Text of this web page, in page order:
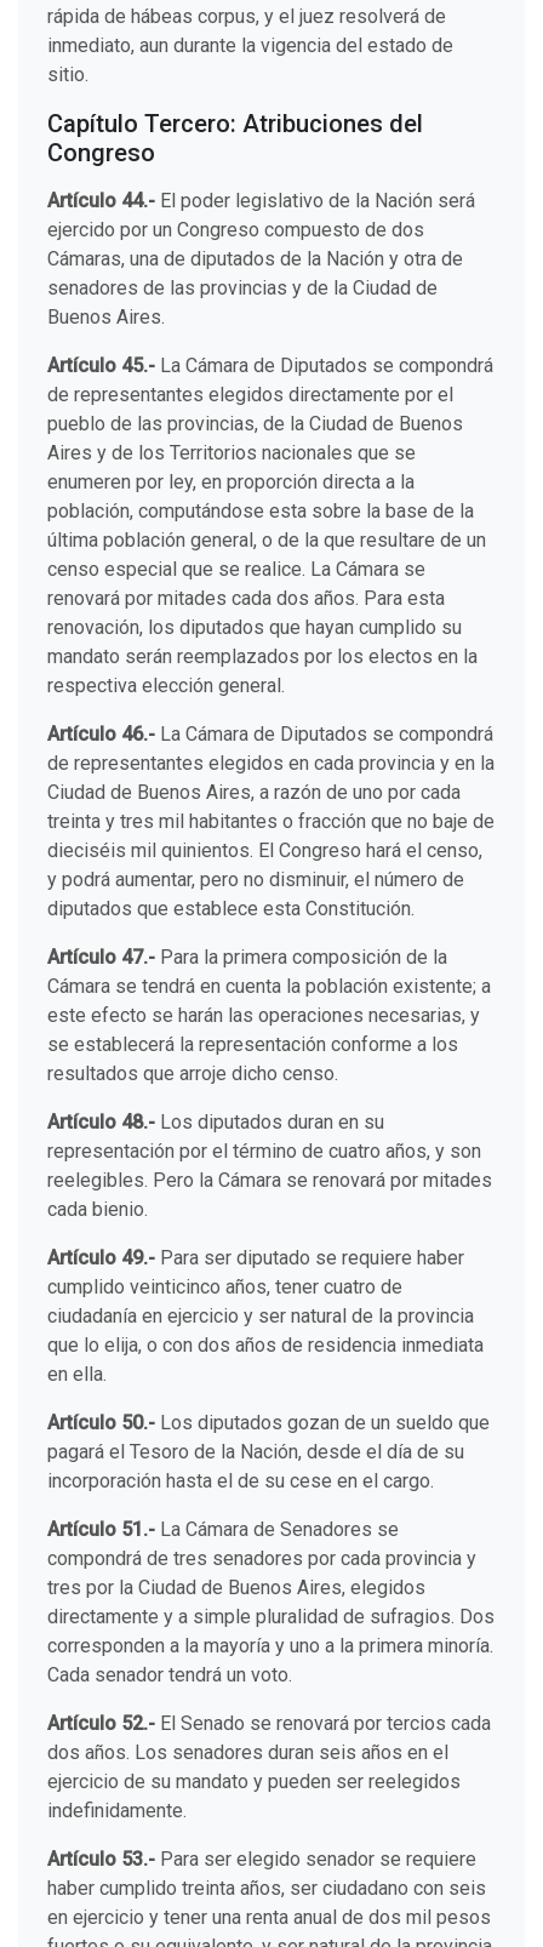
rápida de hábeas corpus, y el juez resolverá de
inmediato, aun durante la vigencia del estado de
sitio.
Capítulo Tercero: Atribuciones del
Congreso
Artículo 44.- El poder legislativo de la Nación será
ejercido por un Congreso compuesto de dos
Cámaras, una de diputados de la Nación y otra de
senadores de las provincias y de la Ciudad de
Buenos Aires.
Artículo 45.- La Cámara de Diputados se compondrá
de representantes elegidos directamente por el
pueblo de las provincias, de la Ciudad de Buenos
Aires y de los Territorios nacionales que se
enumeren por ley, en proporción directa a la
población, computándose esta sobre la base de la
última población general, o de la que resultare de un
censo especial que se realice. La Cámara se
renovará por mitades cada dos años. Para esta
renovación, los diputados que hayan cumplido su
mandato serán reemplazados por los electos en la
respectiva elección general.
Artículo 46.- La Cámara de Diputados se compondrá
de representantes elegidos en cada provincia y en la
Ciudad de Buenos Aires, a razón de uno por cada
treinta y tres mil habitantes o fracción que no baje de
dieciséis mil quinientos. El Congreso hará el censo,
y podrá aumentar, pero no disminuir, el número de
diputados que establece esta Constitución.
Artículo 47.- Para la primera composición de la
Cámara se tendrá en cuenta la población existente; a
este efecto se harán las operaciones necesarias, y
se establecerá la representación conforme a los
resultados que arroje dicho censo.
Artículo 48.- Los diputados duran en su
representación por el término de cuatro años, y son
reelegibles. Pero la Cámara se renovará por mitades
cada bienio.
Artículo 49.- Para ser diputado se requiere haber
cumplido veinticinco años, tener cuatro de
ciudadanía en ejercicio y ser natural de la provincia
que lo elija, o con dos años de residencia inmediata
en ella.
Artículo 50.- Los diputados gozan de un sueldo que
pagará el Tesoro de la Nación, desde el día de su
incorporación hasta el de su cese en el cargo.
Artículo 51.- La Cámara de Senadores se
compondrá de tres senadores por cada provincia y
tres por la Ciudad de Buenos Aires, elegidos
directamente y a simple pluralidad de sufragios. Dos
corresponden a la mayoría y uno a la primera minoría.
Cada senador tendrá un voto.
Artículo 52.- El Senado se renovará por tercios cada
dos años. Los senadores duran seis años en el
ejercicio de su mandato y pueden ser reelegidos
indefinidamente.
Artículo 53.- Para ser elegido senador se requiere
haber cumplido treinta años, ser ciudadano con seis
en ejercicio y tener una renta anual de dos mil pesos